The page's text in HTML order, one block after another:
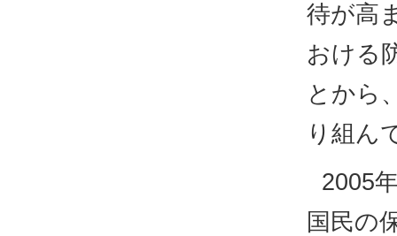
待が高
おける
とから
り組ん
2005
国民の